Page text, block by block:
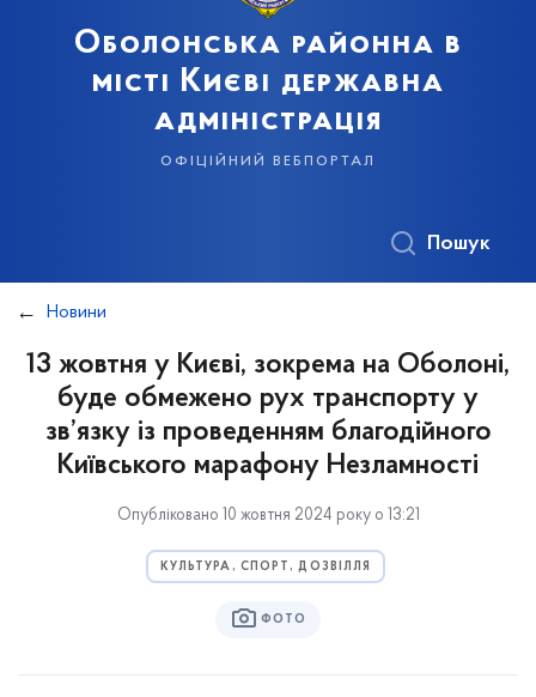
Оболонська районна в
місті Києві державна
адміністрація
офіційний вебпортал
Пошук
Новини
13 жовтня у Києві, зокрема на Оболоні,
буде обмежено рух транспорту у
зв’язку із проведенням благодійного
Київського марафону Незламності
Опубліковано 10 жовтня 2024 року о 13:21
КУЛЬТУРА, СПОРТ, ДОЗВІЛЛЯ
ФОТО